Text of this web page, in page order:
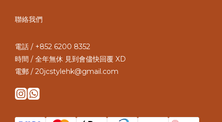
聯絡我們
電話 / +852 6200 8352
時間 / 全年無休 見到會儘快回覆 XD
電郵 / 20jcstylehk@gmail.com